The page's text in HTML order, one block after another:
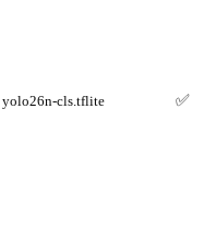
yolo26n-cls.tflite ✅